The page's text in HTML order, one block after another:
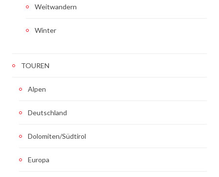
Weitwandern
Winter
TOUREN
Alpen
Deutschland
Dolomiten/Südtirol
Europa